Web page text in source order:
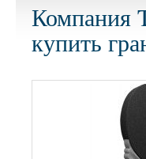
Компания
купить